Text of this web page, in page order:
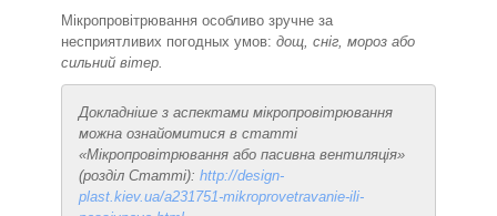
Мікропровітрювання особливо зручне за
несприятливих погодных умов: дощ, сніг, мороз або
сильний вітер.
Докладніше з аспектами мікропровітрювання
можна ознайомитися в статті
«Мікропровітрювання або пасивна вентиляція»
(розділ Статті): http://design-
plast.kiev.ua/a231751-mikroprovetravanie-ili-